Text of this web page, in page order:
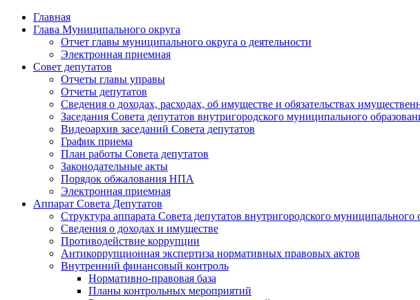
Главная
Глава Муниципального округа
Отчет главы муниципального округа о деятельности
Электронная приемная
Совет депутатов
Отчеты главы управы
Отчеты депутатов
Сведения о доходах, расходах, об имуществе и обязательствах
Заседания Совета депутатов внутригородского муниципального
Видеоархив заседаний Совета депутатов
График приема
План работы Совета депутатов
Законодательные акты
Порядок обжалования НПА
Электронная приемная
Аппарат Совета Депутатов
Структура аппарата Совета депутатов внутригородского
Сведения о доходах и имуществе
Противодействие коррупции
Антикоррупционная экспертиза нормативных правовых актов
Внутренний финансовый контроль
Нормативно-правовая база
Планы контрольных мероприятий